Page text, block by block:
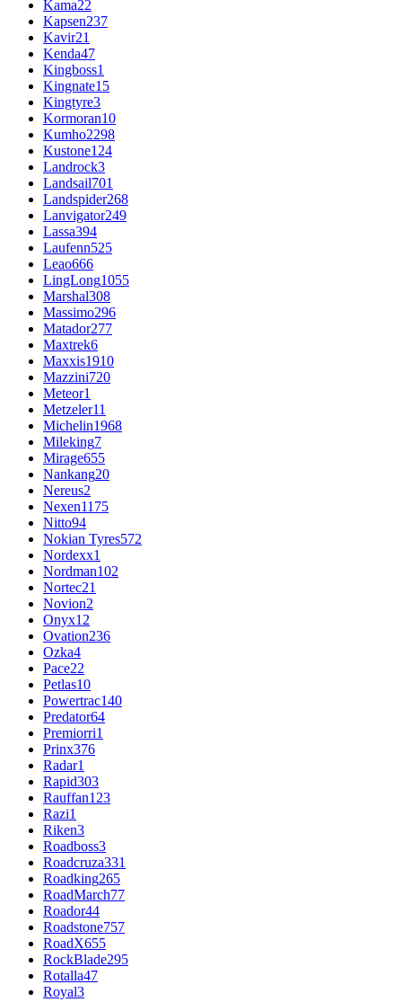
Kama22
Kapsen237
Kavir21
Kenda47
Kingboss1
Kingnate15
Kingtyre3
Kormoran10
Kumho2298
Kustone124
Landrock3
Landsail701
Landspider268
Lanvigator249
Lassa394
Laufenn525
Leao666
LingLong1055
Marshal308
Massimo296
Matador277
Maxtrek6
Maxxis1910
Mazzini720
Meteor1
Metzeler11
Michelin1968
Mileking7
Mirage655
Nankang20
Nereus2
Nexen1175
Nitto94
Nokian Tyres572
Nordexx1
Nordman102
Nortec21
Novion2
Onyx12
Ovation236
Ozka4
Pace22
Petlas10
Powertrac140
Predator64
Premiorri1
Prinx376
Radar1
Rapid303
Rauffan123
Razi1
Riken3
Roadboss3
Roadcruza331
Roadking265
RoadMarch77
Roador44
Roadstone757
RoadX655
RockBlade295
Rotalla47
Royal3